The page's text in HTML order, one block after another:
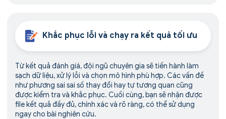
Khắc phục lỗi và chạy ra kết quả tối ưu
Từ kết quả đánh giá, đội ngũ chuyên gia sẽ tiến hành làm
sạch dữ liệu, xử lý lỗi và chọn mô hình phù hợp. Các vấn đề
như phương sai sai số thay đổi hay tự tương quan cũng
được kiểm tra và khắc phục. Cuối cùng, bạn sẽ nhận được
file kết quả đầy đủ, chính xác và rõ ràng, có thể sử dụng
ngay cho bài nghiên cứu.